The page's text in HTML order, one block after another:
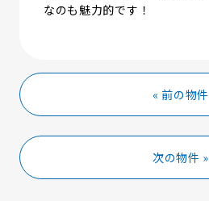
なのも魅力的です！
« 前の物件
次の物件 »